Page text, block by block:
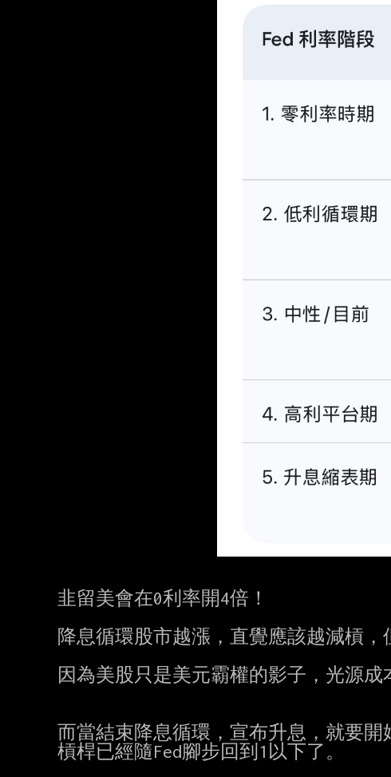
韭留美會在0利率開4倍！
降息循環股市越漲，直覺應該越減槓
因為美股只是美元霸權的影子，光源
而當結束降息循環，宣布升息，就要
槓桿已經隨Fed腳步回到1以下了。